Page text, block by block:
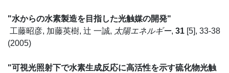
"水からの水素製造を目指した光触媒の開発"
工藤昭彦, 加藤英樹, 辻 一誠, 太陽エネルギー, 31 [5], 33-38
(2005)
"可視光照射下で水素生成反応に高活性を示す硫化物光触